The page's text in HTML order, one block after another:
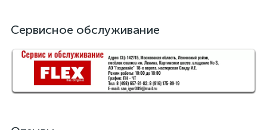
Сервисное обслуживание